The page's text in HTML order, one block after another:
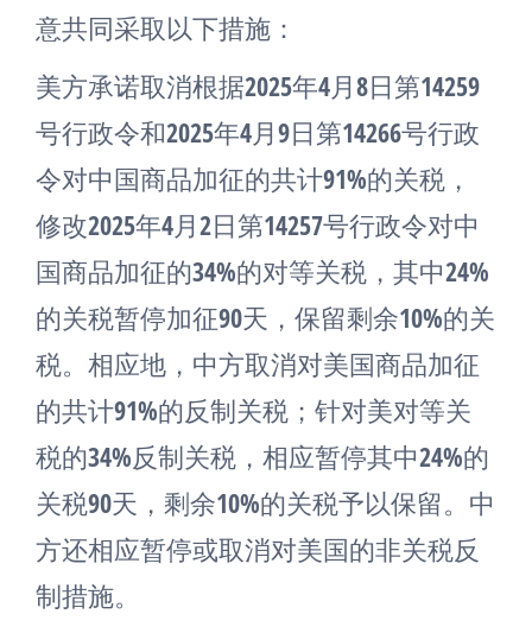
意共同采取以下措施：
美方承诺取消根据2025年4月8日第14259
号行政令和2025年4月9日第14266号行政
令对中国商品加征的共计91%的关税，
修改2025年4月2日第14257号行政令对中
国商品加征的34%的对等关税，其中24%
的关税暂停加征90天，保留剩余10%的关
税。相应地，中方取消对美国商品加征
的共计91%的反制关税；针对美对等关
税的34%反制关税，相应暂停其中24%的
关税90天，剩余10%的关税予以保留。中
方还相应暂停或取消对美国的非关税反
制措施。